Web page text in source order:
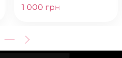
1 000 грн